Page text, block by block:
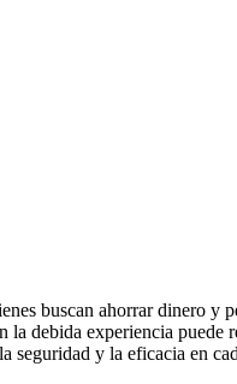
buscan ahorrar dinero y
debida experiencia
seguridad y la eficacia en